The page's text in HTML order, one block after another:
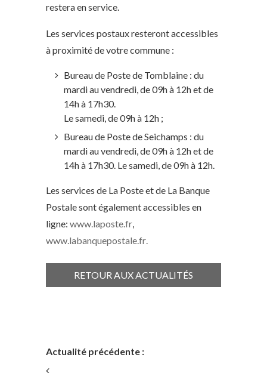
restera en service.
Les services postaux resteront accessibles
à proximité de votre commune :
Bureau de Poste de Tomblaine : du
mardi au vendredi, de 09h à 12h et de
14h à 17h30.
Le samedi, de 09h à 12h ;
Bureau de Poste de Seichamps : du
mardi au vendredi, de 09h à 12h et de
14h à 17h30. Le samedi, de 09h à 12h.
Les services de La Poste et de La Banque
Postale sont également accessibles en
ligne:www.laposte.fr
www.labanquepostale.fr
RETOUR AUX ACTUALITÉS
Actualité précédente :